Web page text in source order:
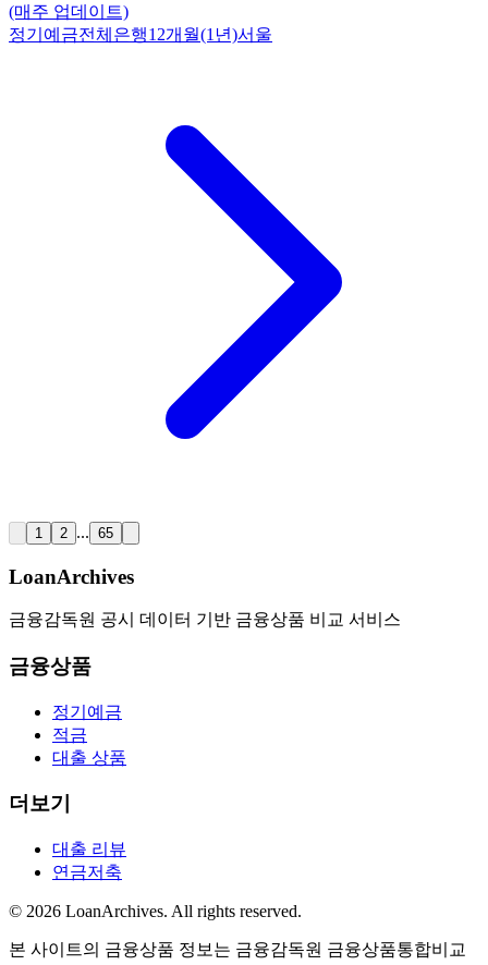
(매주 업데이트)
정기예금전체은행12개월(1년)서울
1 2 ... 65
LoanArchives
금융감독원 공시 데이터 기반 금융상품 비교 서비스
금융상품
정기예금
적금
대출 상품
더보기
대출 리뷰
연금저축
© 2026 LoanArchives. All rights reserved.
본 사이트의 금융상품 정보는 금융감독원 금융상품통합비교